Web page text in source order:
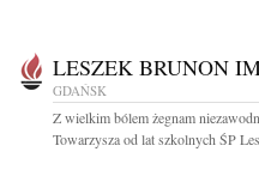
LESZEK BRUNON
GDAŃSK
Z wielkim bólem żegnam
Towarzysza od lat szkolnych ŚP